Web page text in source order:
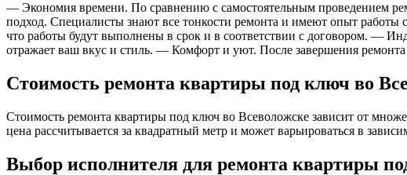
— Экономия времени. По сравнению с самостоятельным проведением
подход. Специалисты знают все тонкости ремонта и имеют опыт
что работы будут выполнены в срок и в соответствии с договором. —
отражает ваш вкус и стиль. — Комфорт и уют. После завершения
Стоимость ремонта квартиры под ключ во
Стоимость ремонта квартиры под ключ во Всеволожске зависит от
цена рассчитывается за квадратный метр и может варьироваться в
Выбор исполнителя для ремонта квартиры